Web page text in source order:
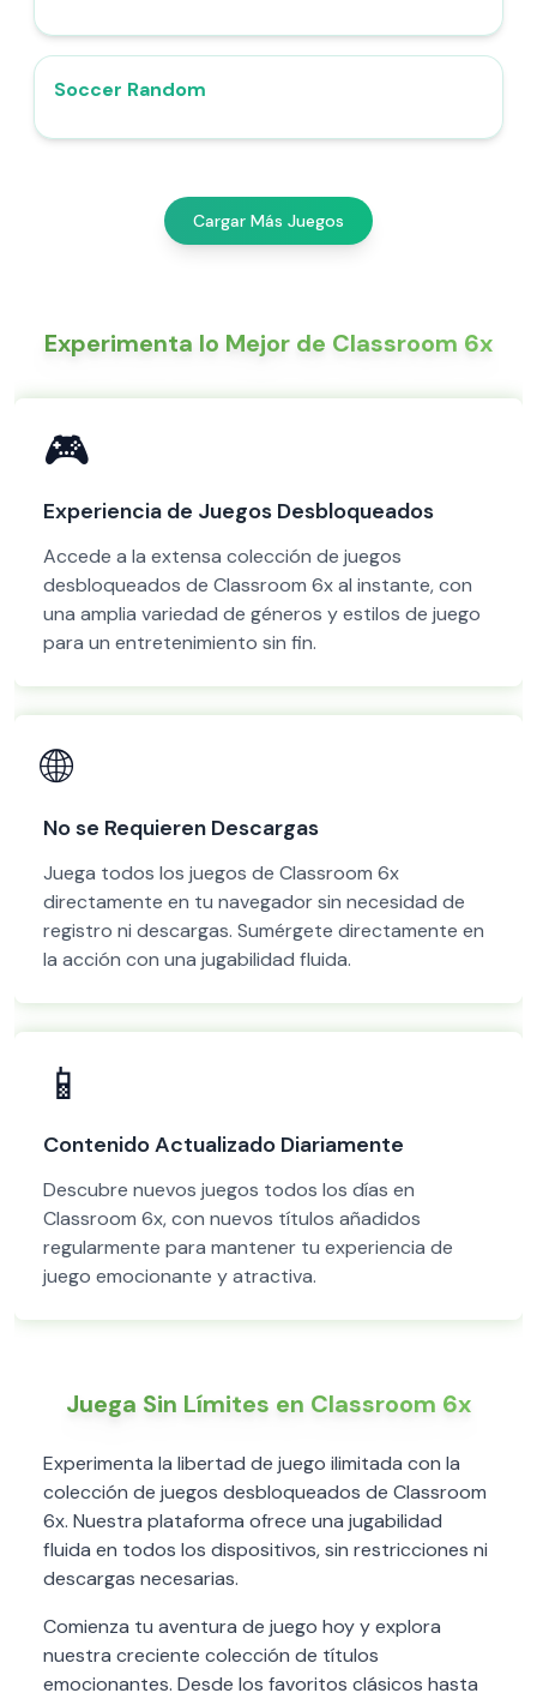
Soccer Random
Cargar Más Juegos
Experimenta lo Mejor de Classroom 6x
🎮
Experiencia de Juegos Desbloqueados
Accede a la extensa colección de juegos
desbloqueados de Classroom 6x al instante, con
una amplia variedad de géneros y estilos de juego
para un entretenimiento sin fin.
🌐
No se Requieren Descargas
Juega todos los juegos de Classroom 6x
directamente en tu navegador sin necesidad de
registro ni descargas. Sumérgete directamente en
la acción con una jugabilidad fluida.
📱
Contenido Actualizado Diariamente
Descubre nuevos juegos todos los días en
Classroom 6x, con nuevos títulos añadidos
regularmente para mantener tu experiencia de
juego emocionante y atractiva.
Juega Sin Límites en Classroom 6x
Experimenta la libertad de juego ilimitada con la
colección de juegos desbloqueados de Classroom
6x. Nuestra plataforma ofrece una jugabilidad
fluida en todos los dispositivos, sin restricciones ni
descargas necesarias.
Comienza tu aventura de juego hoy y explora
nuestra creciente colección de títulos
emocionantes. Desde los favoritos clásicos hasta